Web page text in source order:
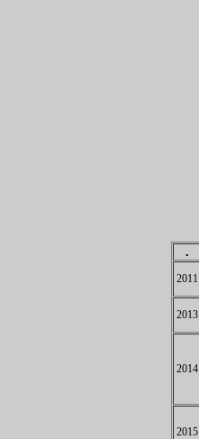
.
2011
2013
2014
2015